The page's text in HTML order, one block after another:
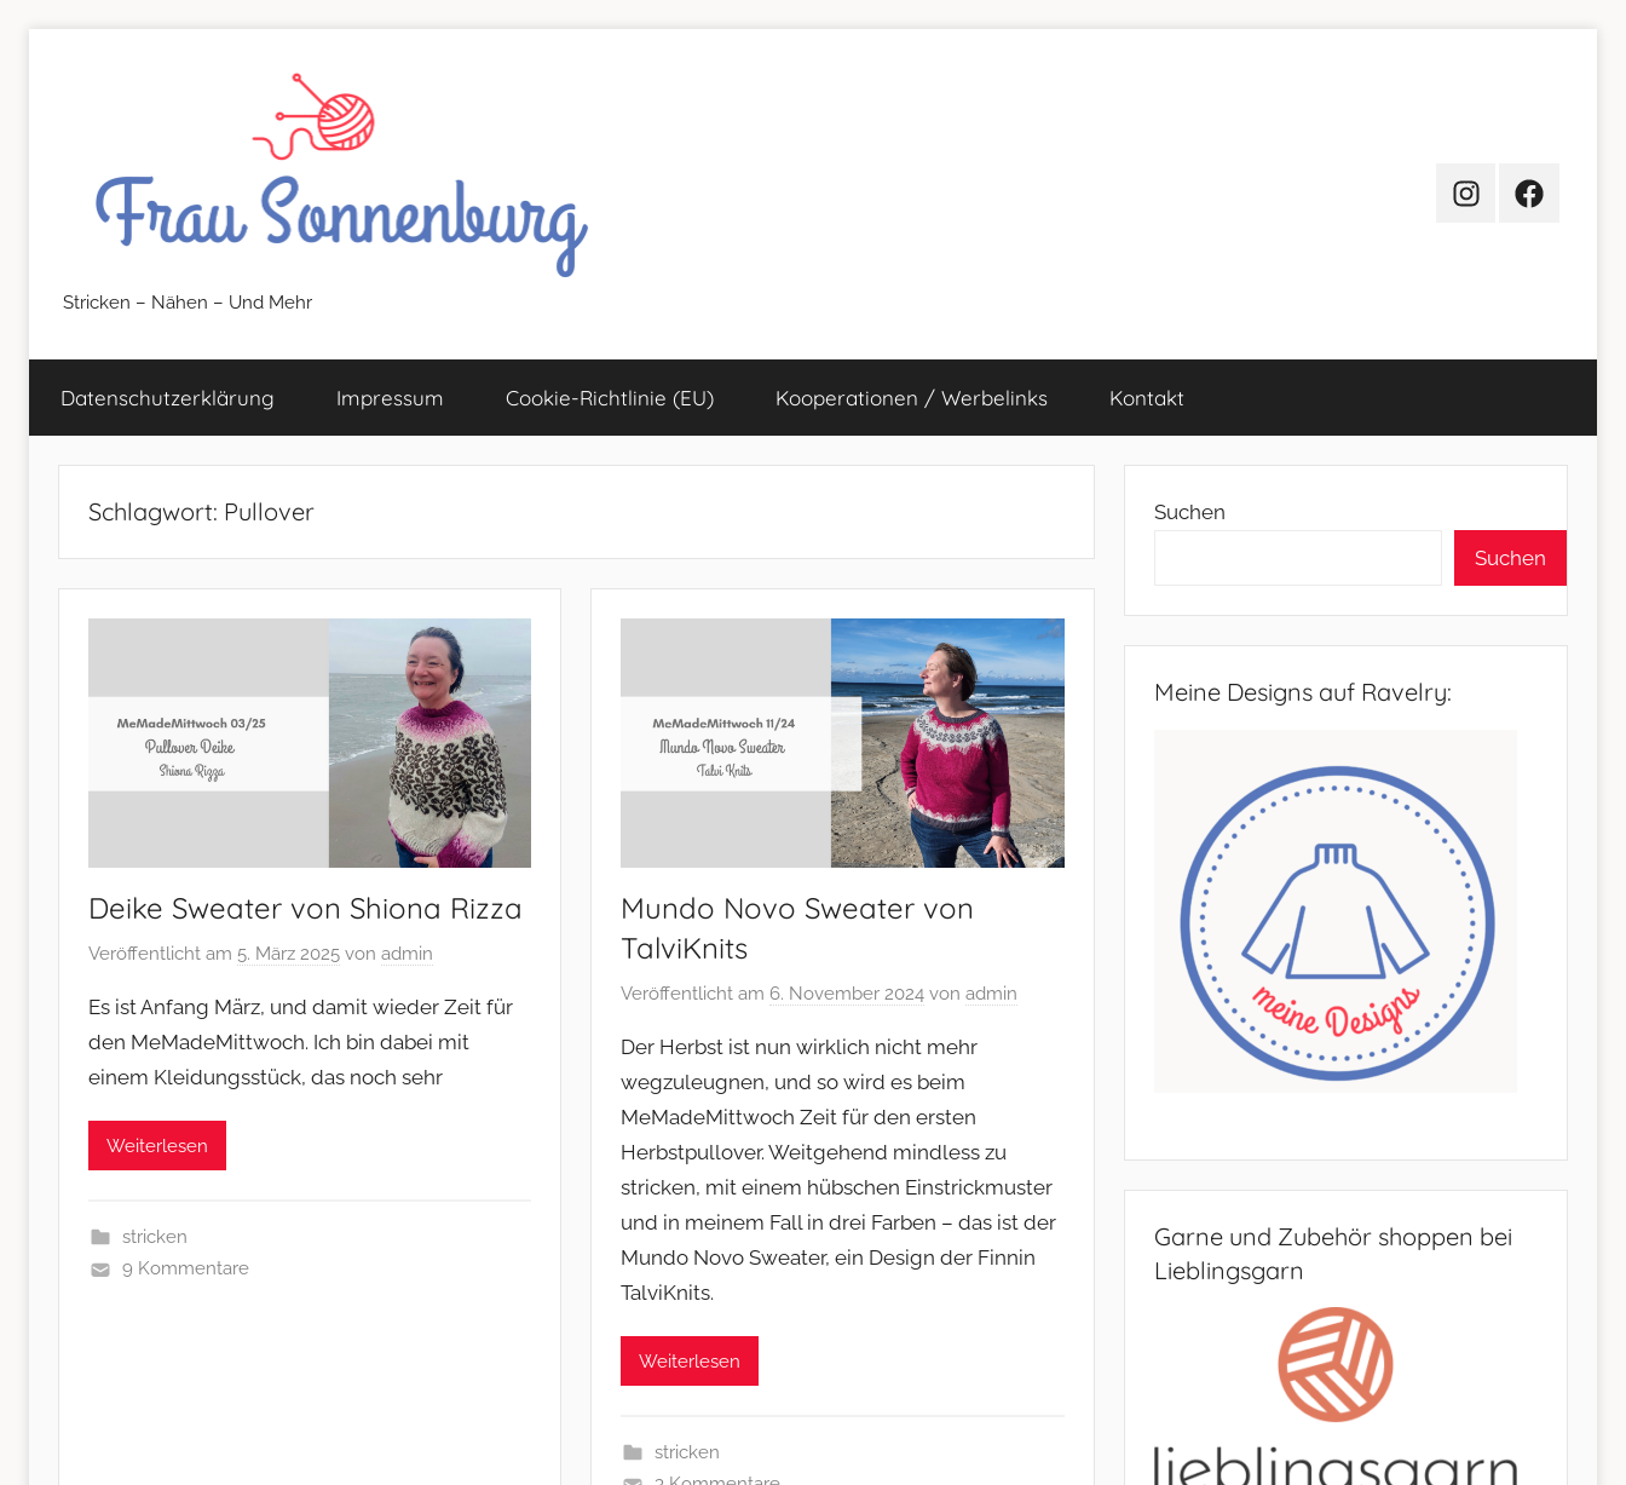
FrauSonnenburg
–
Stricken
Nähen
und
mehr
Stricken – Nähen – Und Mehr
InstagramFacebook
Datenschutz­erklärung Impressum Cookie-Richtlinie (EU) Kooperationen / Werbelinks Kontakt
Schlagwort: Pullover
Deike Sweater von Shiona Rizza
Veröffentlicht am 5. März 2025 von admin
Es ist Anfang März, und damit wieder Zeit für
den MeMadeMittwoch. Ich bin dabei mit
einem Kleidungsstück, das noch sehr
Weiterlesen
stricken
9 Kommentare
Mundo Novo Sweater von
TalviKnits
Veröffentlicht am6. November 2024 vonadmin
Der Herbst ist nun wirklich nicht mehr
wegzuleugnen, und so wird es beim
MeMadeMittwoch Zeit für den ersten
Herbstpullover. Weitgehend mindless zu
stricken, mit einem hübschen Einstrickmuster
und in meinem Fall in drei Farben – das ist der
Mundo Novo Sweater, ein Design der Finnin
TalviKnits.
Weiterlesen
stricken
Suchen
Suchen
Meine Designs auf Ravelry:
Garne und Zubehör shoppen bei
Lieblingsgarn